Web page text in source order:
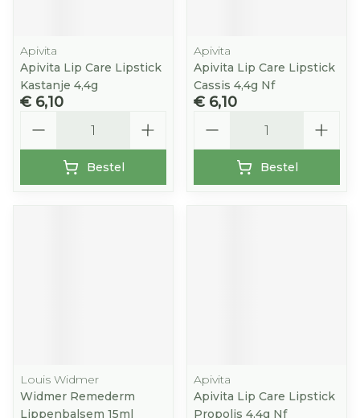
Apivita
Apivita Lip Care Lipstick
Kastanje 4,4g
€ 6,10
Bestel
Apivita
Apivita Lip Care Lipstick
Cassis 4,4g Nf
€ 6,10
Bestel
Louis Widmer
Widmer Remederm
Lippenbalsem 15ml
Apivita
Apivita Lip Care Lipstick
Propolis 4,4g Nf